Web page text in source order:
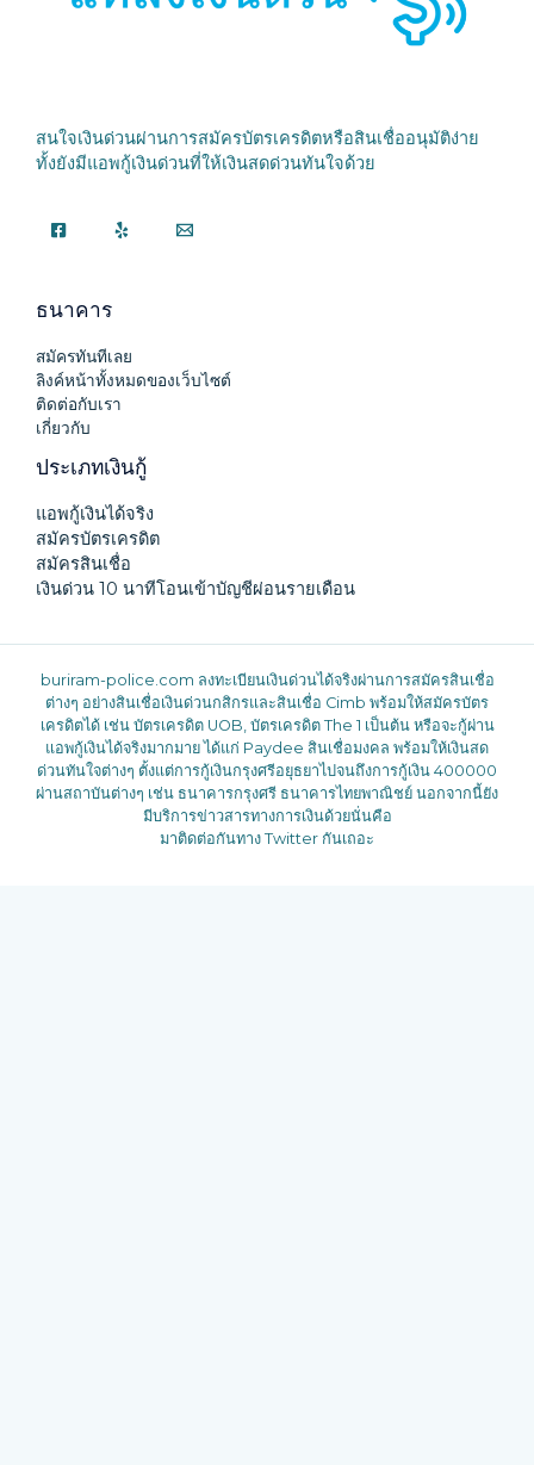
สนใจเงินด่วนผ่านการสมัครบัตรเครดิตหรือสินเชื่ออนุมัติง่าย
ทั้งยังมีแอพกู้เงินด่วนที่ให้เงินสดด่วนทันใจด้วย
ธนาคาร
สมัครทันทีเลย
ลิงค์หน้าทั้งหมดของเว็บไซต์
ติดต่อกับเรา
เกี่ยวกับ
ประเภทเงินกู้
แอพกู้เงินได้จริง
สมัครบัตรเครดิต
สมัครสินเชื่อ
เงินด่วน 10 นาทีโอนเข้าบัญชีผ่อนรายเดือน
buriram-police.com ลงทะเบียนเงินด่วนได้จริงผ่านการสมัครสินเชื่อ
ต่างๆ อย่างสินเชื่อเงินด่วนกสิกรและสินเชื่อ Cimb พร้อมให้สมัครบัตร
เครดิตได้ เช่น บัตรเครดิต UOB, บัตรเครดิต The 1 เป็นต้น หรือจะกู้ผ่าน
แอพกู้เงินได้จริงมากมาย ได้แก่ Paydee สินเชื่อมงคล พร้อมให้เงินสด
ด่วนทันใจต่างๆ ตั้งแต่การกู้เงินกรุงศรีอยุธยาไปจนถึงการกู้เงิน 400000
ผ่านสถาบันต่างๆ เช่น ธนาคารกรุงศรี ธนาคารไทยพาณิชย์ นอกจากนี้ยัง
มีบริการข่าวสารทางการเงินด้วยนั่นคือ
มาติดต่อกันทาง Twitter กันเถอะ